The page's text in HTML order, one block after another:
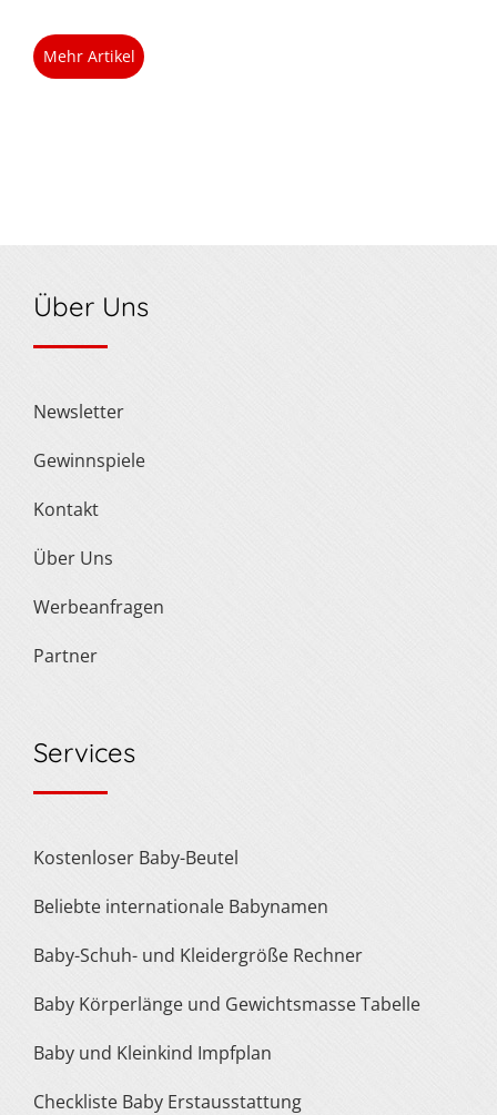
Mehr Artikel
Über Uns
Newsletter
Gewinnspiele
Kontakt
Über Uns
Werbeanfragen
Partner
Services
Kostenloser Baby-Beutel
Beliebte internationale Babynamen
Baby-Schuh- und Kleidergröße Rechner
Baby Körperlänge und Gewichtsmasse Tabelle
Baby und Kleinkind Impfplan
Checkliste Baby Erstausstattung